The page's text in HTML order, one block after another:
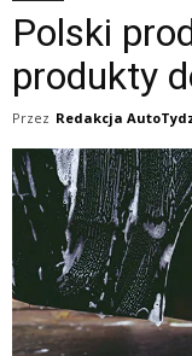
Polski
produkty
Przez Redakcja